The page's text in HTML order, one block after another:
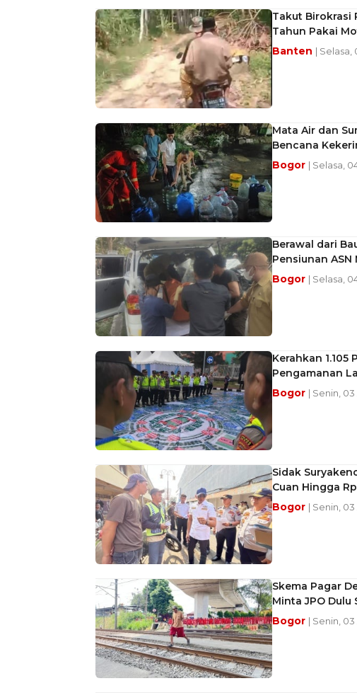
Takut Birokrasi
Tahun Pakai
Banten | Selasa,
Mata Air dan
Bencana
Bogor | Selasa,
Berawal dari
Pensiunan
Bogor | Selasa,
Kerahkan 1.105
Pengamanan
Bogor | Senin, 03
Sidak
Cuan Hingga
Bogor | Senin, 03
Skema Pagar
Minta JPO Dulu
Bogor | Senin, 03